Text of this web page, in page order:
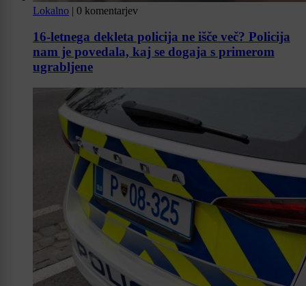
Lokalno | 0 komentarjev
16-letnega dekleta policija ne išče več? Policija
nam je povedala, kaj se dogaja s primerom
ugrabljene